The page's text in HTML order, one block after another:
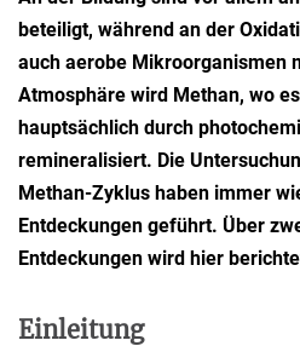
beteiligt, während an der
auch aerobe Mikroorganismen
Atmosphäre wird Methan, wo
hauptsächlich durch
remineralisiert. Die
Methan-Zyklus haben immer
Entdeckungen geführt. Über
Entdeckungen wird hier
Einleitung